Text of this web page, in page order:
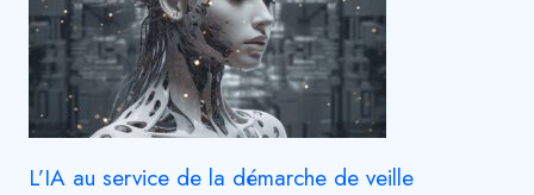
L’IA au service de la démarche de veille